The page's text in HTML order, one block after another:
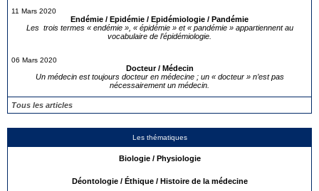
11 Mars 2020
Endémie / Epidémie / Epidémiologie / Pandémie
Les trois termes « endémie », « épidémie » et « pandémie » appartiennent au
vocabulaire de l’épidémiologie.
06 Mars 2020
Docteur / Médecin
Un médecin est toujours docteur en médecine ; un « docteur » n’est pas
nécessairement un médecin.
Tous les articles
Les thématiques
Biologie / Physiologie
Déontologie / Éthique / Histoire de la médecine